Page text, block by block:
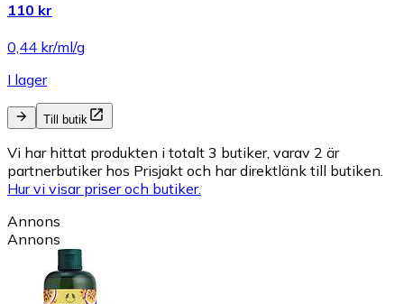
110 kr
0,44 kr/ml/g
I lager
Till butik
Vi har hittat produkten i totalt 3 butiker, varav 2 är
partnerbutiker hos Prisjakt och har direktlänk till butiken.
Hur vi visar priser och butiker.
Annons
Annons